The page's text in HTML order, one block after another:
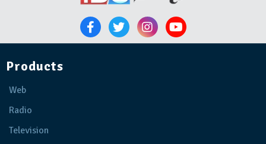
Products
Web
Radio
Television